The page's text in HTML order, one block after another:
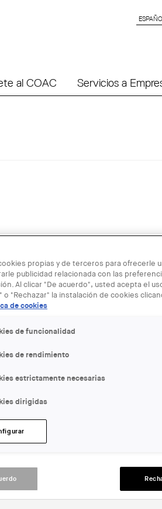
al COAC Servicios a
propias y de terceros para ofrecerle
publicidad relacionada con las
Al clicar "De acuerdo", usted acepta el
o "Rechazar" la instalación de cookies
de cookies
de funcionalidad
de rendimiento
estrictamente necesarias
dirigidas